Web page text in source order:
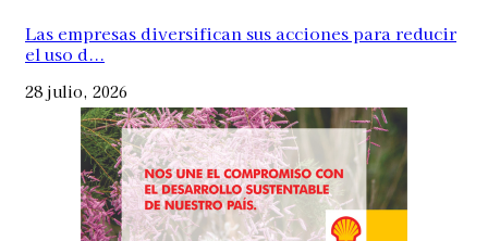
Las empresas diversifican sus acciones para reducir
el uso d...
28 julio, 2026